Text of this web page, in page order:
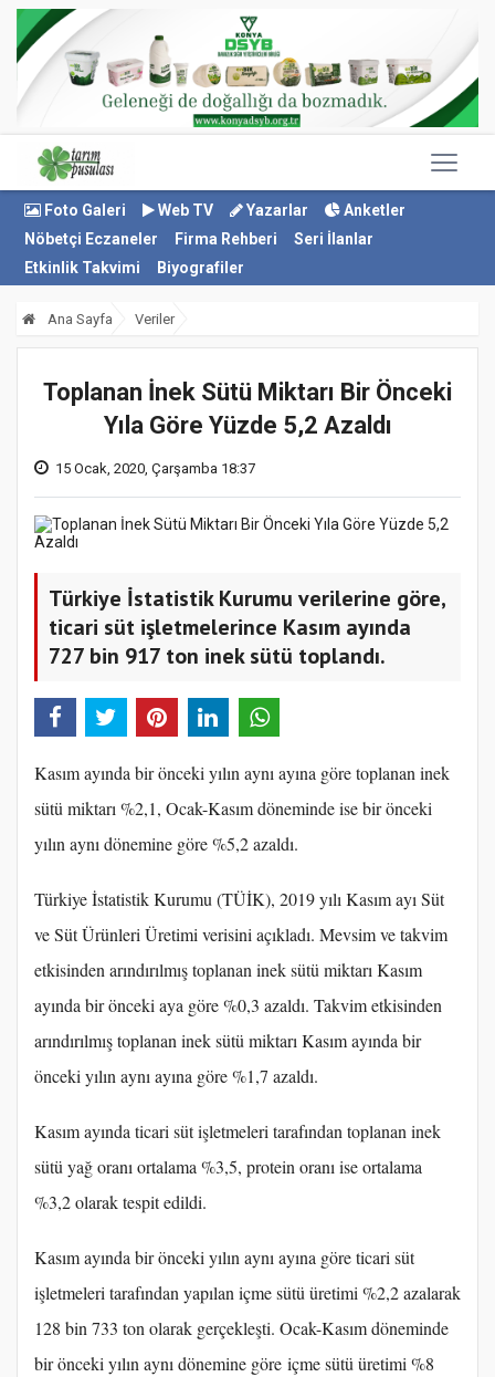
Foto Galeri Web TV Yazarlar
Anketler
Nöbetçi Eczaneler
Firma Rehberi
Seri İlanlar
Etkinlik Takvimi
Biyografiler
Ana Sayfa Veriler
Toplanan İnek Sütü Miktarı Bir Önceki
Yıla Göre Yüzde 5,2 Azaldı
15 Ocak, 2020, Çarşamba 18:37
Türkiye İstatistik Kurumu verilerine göre,
ticari süt işletmelerince Kasım ayında
727 bin 917 ton inek sütü toplandı.
Kasım ayında bir önceki yılın aynı ayına göre toplanan inek
sütü miktarı %2,1, Ocak-Kasım döneminde ise bir önceki
yılın aynı dönemine göre %5,2 azaldı.
Türkiye İstatistik Kurumu (TÜİK), 2019 yılı Kasım ayı Süt
ve Süt Ürünleri Üretimi verisini açıkladı. Mevsim ve takvim
etkisinden arındırılmış toplanan inek sütü miktarı Kasım
ayında bir önceki aya göre %0,3 azaldı. Takvim etkisinden
arındırılmış toplanan inek sütü miktarı Kasım ayında bir
önceki yılın aynı ayına göre %1,7 azaldı.
Kasım ayında ticari süt işletmeleri tarafından toplanan inek
sütü yağ oranı ortalama %3,5, protein oranı ise ortalama
%3,2 olarak tespit edildi.
Kasım ayında bir önceki yılın aynı ayına göre ticari süt
işletmeleri tarafından yapılan içme sütü üretimi %2,2 azalarak
128 bin 733 ton olarak gerçekleşti. Ocak-Kasım döneminde
bir önceki yılın aynı dönemine göre içme sütü üretimi %8